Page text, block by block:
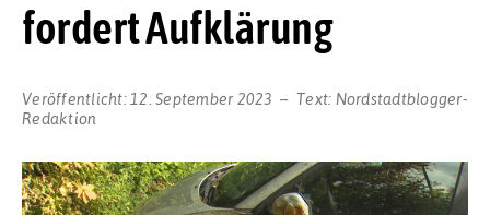
fordert Aufklärung
Veröffentlicht: 12. September 2023 Text: Nordstadtblogger-
Redaktion